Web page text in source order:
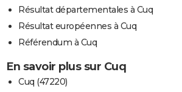
Résultat départementales à Cuq
Résultat européennes à Cuq
Référendum à Cuq
En savoir plus sur Cuq
Cuq (47220)